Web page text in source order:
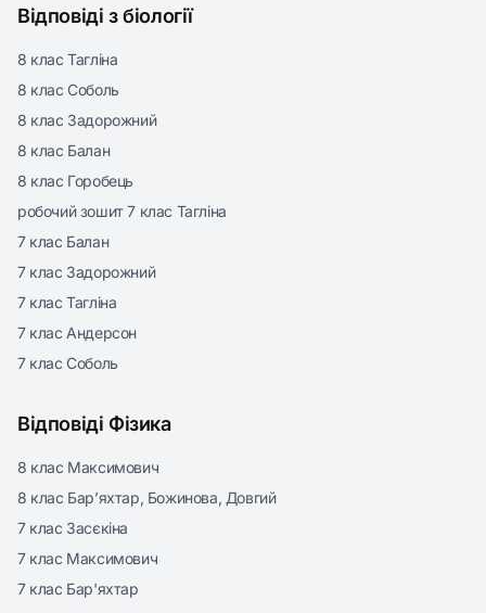
Відповіді з біології
8 клас Тагліна
8 клас Соболь
8 клас Задорожний
8 клас Балан
8 клас Горобець
робочий зошит 7 клас Тагліна
7 клас Балан
7 клас Задорожний
7 клас Тагліна
7 клас Андерсон
7 клас Соболь
Відповіді Фізика
8 клас Максимович
8 клас Бар’яхтар, Божинова, Довгий
7 клас Засєкіна
7 клас Максимович
7 клас Бар'яхтар